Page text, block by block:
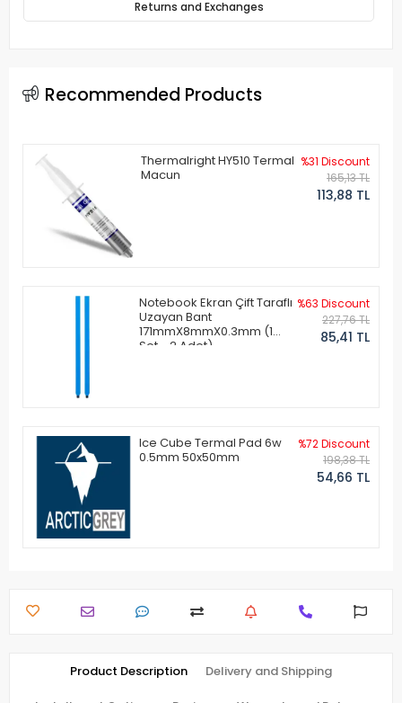
Returns and Exchanges
Recommended Products
Thermalright HY510 Termal
Macun
%31 Discount
165,13 TL
113,88 TL
Notebook Ekran Çift Taraflı
Uzayan Bant
171mmX8mmX0.3mm (1
Set - 2 Adet)
%63 Discount
227,76 TL
85,41 TL
Ice Cube Termal Pad 6w
0.5mm 50x50mm
%72 Discount
198,38 TL
54,66 TL
Product Description Delivery and Shipping